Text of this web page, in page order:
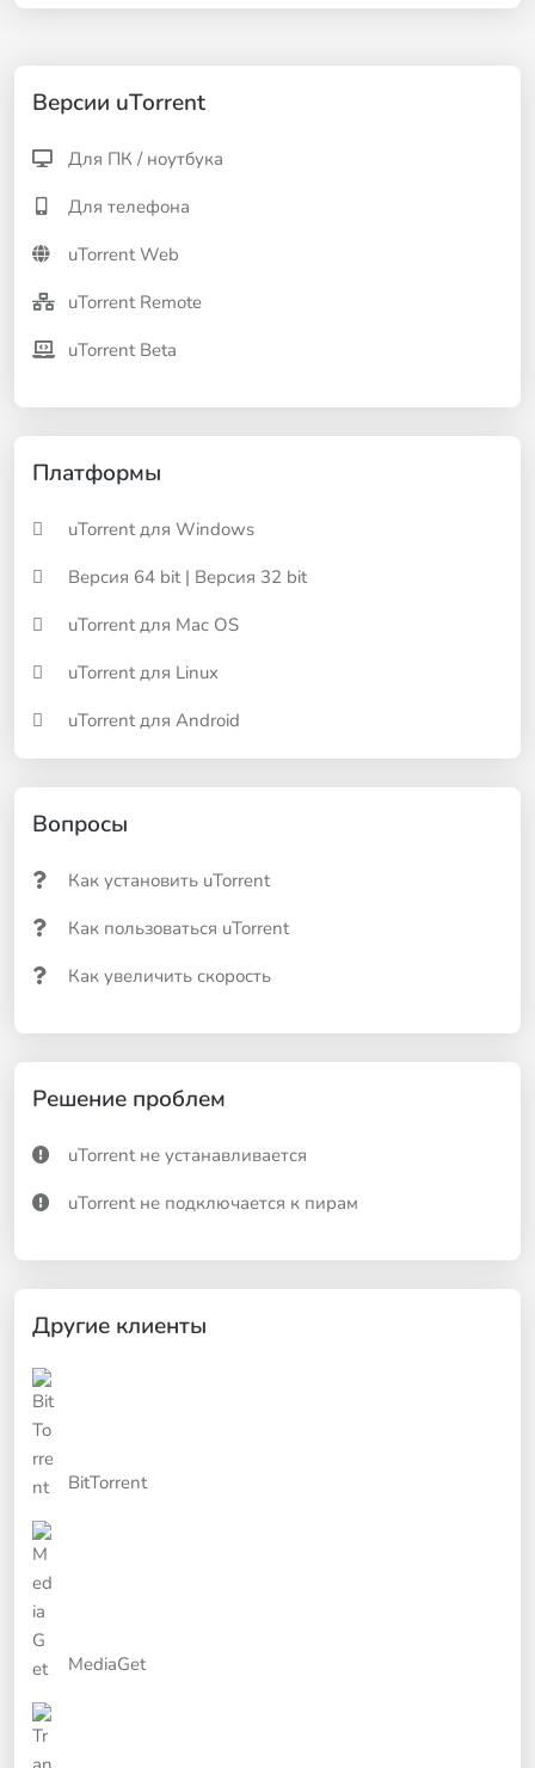
Версии uTorrent
Для ПК / ноутбука
Для телефона
uTorrent Web
uTorrent Remote
uTorrent Beta
Платформы
uTorrent для Windows
Версия 64 bit| Версия 32 bit
uTorrent для Mac OS
uTorrent для Linux
uTorrent для Android
Вопросы
Как установить uTorrent
Как пользоваться uTorrent
Как увеличить скорость
Решение проблем
uTorrent не устанавливается
uTorrent не подключается к пирам
Другие клиенты
BitTorrent
MediaGet